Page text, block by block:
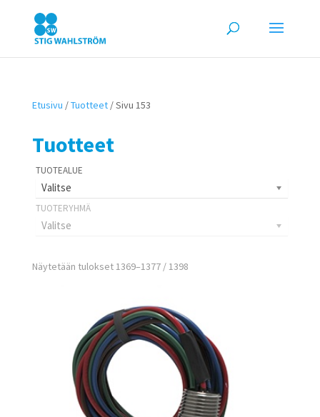
Etusivu /Tuotteet/ Sivu 153
Tuotteet
Valitse
Valitse
Näytetään tulokset 1369–1377 / 1398